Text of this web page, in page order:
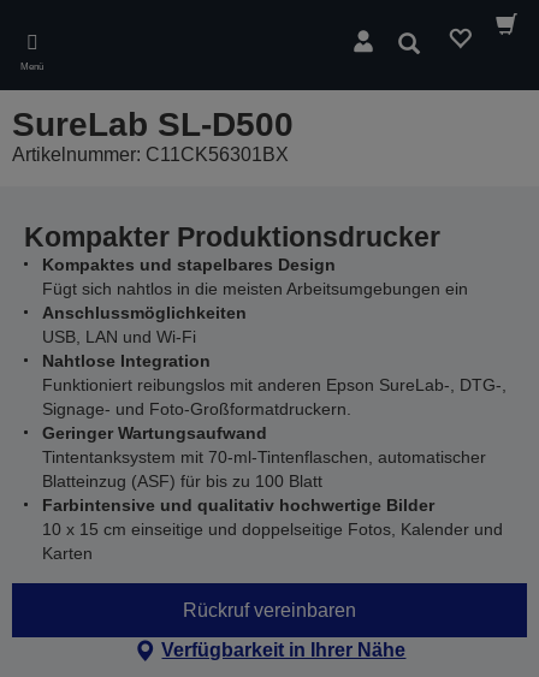
main
content
Menü
Suchen
SureLab SL-D500
Artikelnummer: C11CK56301BX
Kompakter Produktionsdrucker
Kompaktes und stapelbares Design
Fügt sich nahtlos in die meisten Arbeitsumgebungen ein
Anschlussmöglichkeiten
USB, LAN und Wi-Fi
Nahtlose Integration
Funktioniert reibungslos mit anderen Epson SureLab-, DTG-,
Signage- und Foto-Großformatdruckern.
Geringer Wartungsaufwand
Tintentanksystem mit 70-ml-Tintenflaschen, automatischer
Blatteinzug (ASF) für bis zu 100 Blatt
Farbintensive und qualitativ hochwertige Bilder
10 x 15 cm einseitige und doppelseitige Fotos, Kalender und
Karten
Rückruf vereinbaren
Verfügbarkeit in Ihrer Nähe